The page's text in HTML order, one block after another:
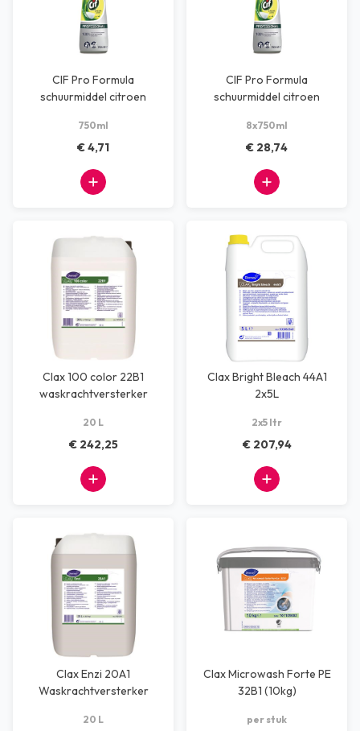
CIF Pro Formula
schuurmiddel citroen
750ml
€ 4,71
CIF Pro Formula
schuurmiddel citroen
8x750ml
€ 28,74
Clax 100 color 22B1
waskrachtversterker
20 L
€ 242,25
Clax Bright Bleach 44A1
2x5L
2x5 ltr
€ 207,94
Clax Enzi 20A1
Waskrachtversterker
20 L
Clax Microwash Forte PE
32B1 (10kg)
per stuk